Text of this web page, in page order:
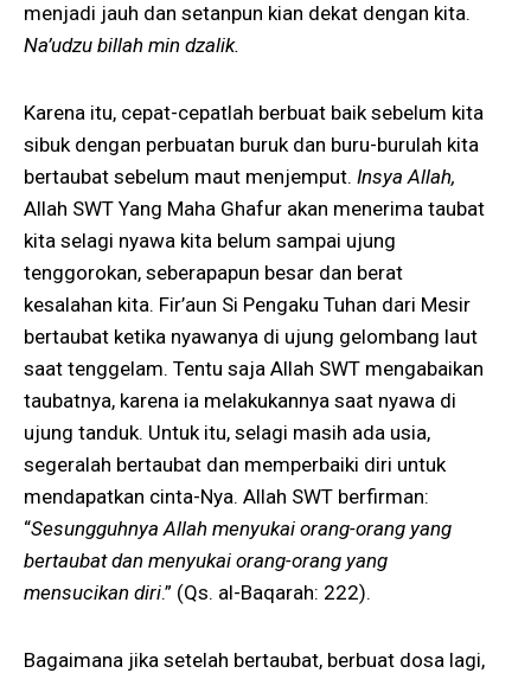
menjadi jauh dan setanpun kian dekat dengan kita.
Na’udzu billah min dzalik.
Karena itu, cepat-cepatlah berbuat baik sebelum kita
sibuk dengan perbuatan buruk dan buru-burulah kita
bertaubat sebelum maut menjemput. Insya Allah,
Allah SWT Yang Maha Ghafur akan menerima taubat
kita selagi nyawa kita belum sampai ujung
tenggorokan, seberapapun besar dan berat
kesalahan kita. Fir’aun Si Pengaku Tuhan dari Mesir
bertaubat ketika nyawanya di ujung gelombang laut
saat tenggelam. Tentu saja Allah SWT mengabaikan
taubatnya, karena ia melakukannya saat nyawa di
ujung tanduk. Untuk itu, selagi masih ada usia,
segeralah bertaubat dan memperbaiki diri untuk
mendapatkan cinta-Nya. Allah SWT berfirman:
“Sesungguhnya Allah menyukai orang-orang yang
bertaubat dan menyukai orang-orang yang
mensucikan diri.” (Qs. al-Baqarah: 222).
Bagaimana jika setelah bertaubat, berbuat dosa lagi,